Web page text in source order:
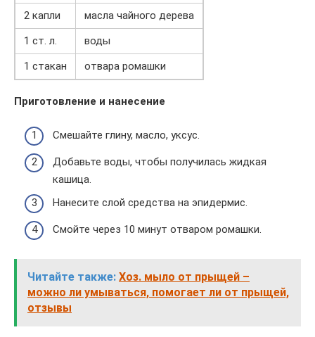
2 капли
масла чайного дерева
1 ст. л.
воды
1 стакан
отвара ромашки
Приготовление и нанесение
Смешайте глину, масло, уксус.
Добавьте воды, чтобы получилась жидкая
кашица.
Нанесите слой средства на эпидермис.
Смойте через 10 минут отваром ромашки.
Читайте также: Хоз. мыло от прыщей –
можно ли умываться, помогает ли от прыщей,
отзывы